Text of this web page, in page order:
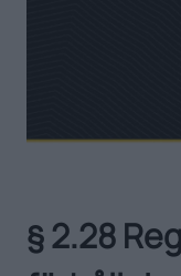
§ 2.28